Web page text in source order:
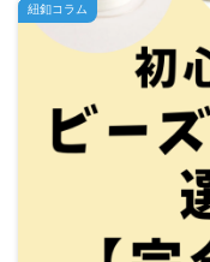
紐釦コラム